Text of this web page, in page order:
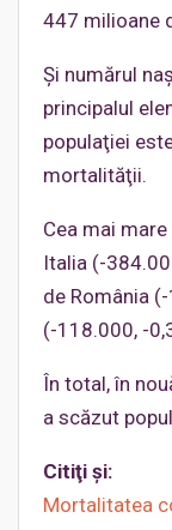
447 milioane
Şi numărul
principalul
populaţiei
mortalităţii.
Cea mai
Italia (-
de România
(-118.000, -
În total, în
a scăzut
Citiţi şi:
Mortalitatea